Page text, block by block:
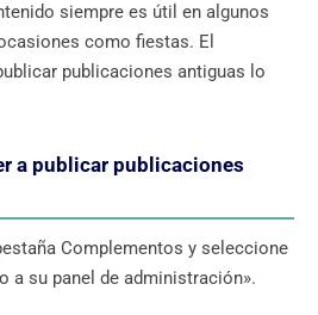
siempre es útil en algunos
como fiestas. El
publicaciones antiguas lo
a publicar publicaciones
Complementos y seleccione
a su panel de administración».